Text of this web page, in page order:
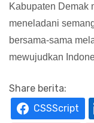
Kabupaten Demak
meneladani
bersama-sama
mewujudkan
Share berita:
CSSScript